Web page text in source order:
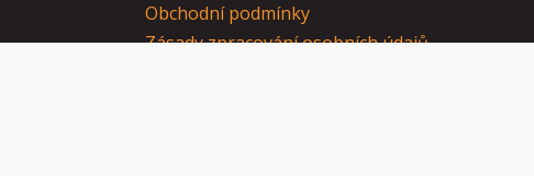
Obchodní podmínky
Zásady zpracování osobních údajů